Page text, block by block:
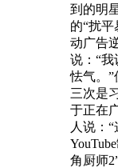
到的明
的“扰
动广告
说：“
怯气。”
三次是
于正在
人说：
角厨师